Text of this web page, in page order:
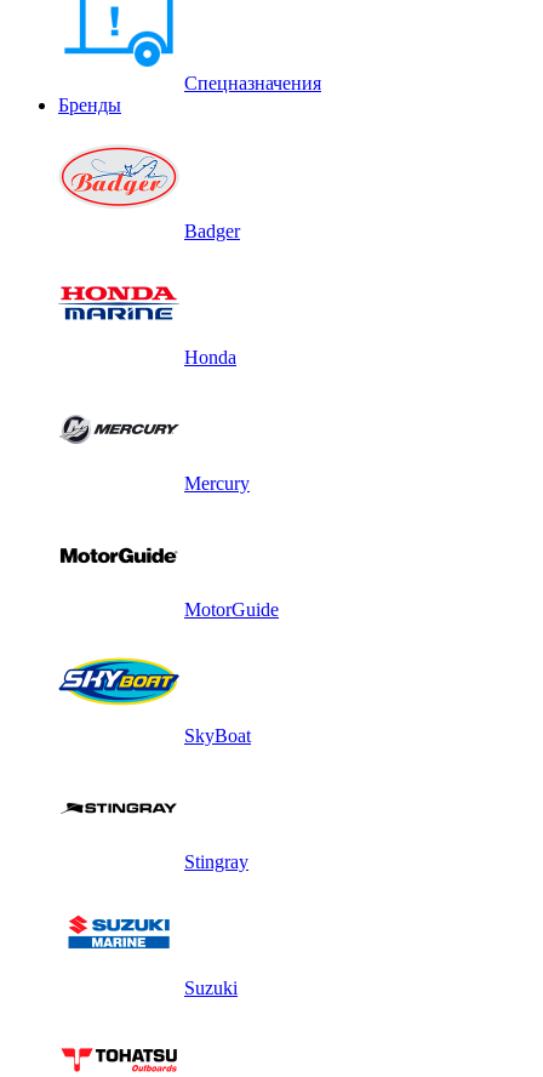
Спецназначения
Бренды
Badger
Honda
Mercury
MotorGuide
SkyBoat
Stingray
Suzuki